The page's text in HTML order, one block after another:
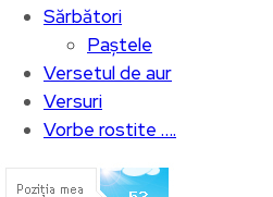
Sărbători
Paștele
Versetul de aur
Versuri
Vorbe rostite ….